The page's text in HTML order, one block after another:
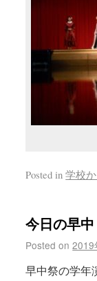
Posted in 学校
今日の早中
Posted on 2019
早中祭の学年